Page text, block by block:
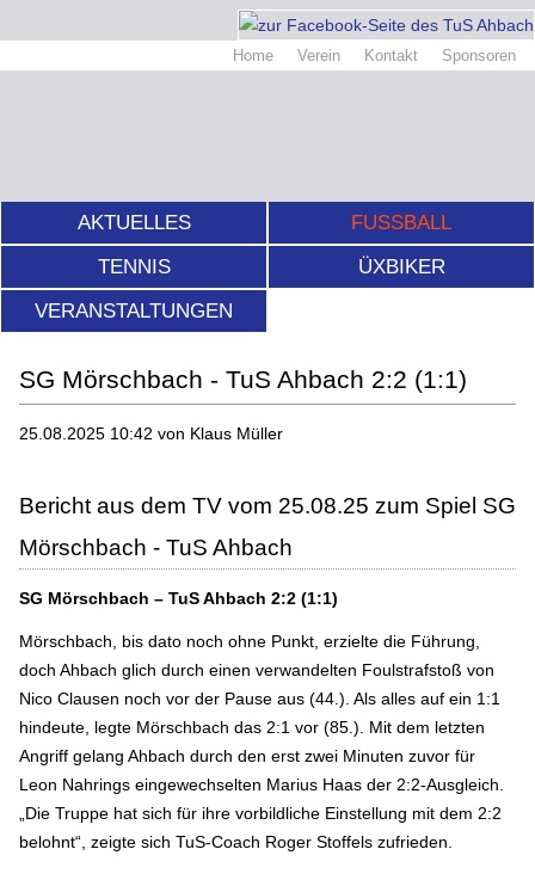
Home Verein Kontakt Sponsoren
AKTUELLES
FUSSBALL
TENNIS
ÜXBIKER
VERANSTALTUNGEN
SG Mörschbach - TuS Ahbach 2:2 (1:1)
25.08.2025 10:42 von Klaus Müller
Bericht aus dem TV vom 25.08.25 zum Spiel SG
Mörschbach - TuS Ahbach
SG Mörschbach – TuS Ahbach 2:2 (1:1)
Mörschbach, bis dato noch ohne Punkt, erzielte die Führung,
doch Ahbach glich durch einen verwandelten Foulstrafstoß von
Nico Clausen noch vor der Pause aus (44.). Als alles auf ein 1:1
hindeute, legte Mörschbach das 2:1 vor (85.). Mit dem letzten
Angriff gelang Ahbach durch den erst zwei Minuten zuvor für
Leon Nahrings eingewechselten Marius Haas der 2:2-Ausgleich.
„Die Truppe hat sich für ihre vorbildliche Einstellung mit dem 2:2
belohnt“, zeigte sich TuS-Coach Roger Stoffels zufrieden.